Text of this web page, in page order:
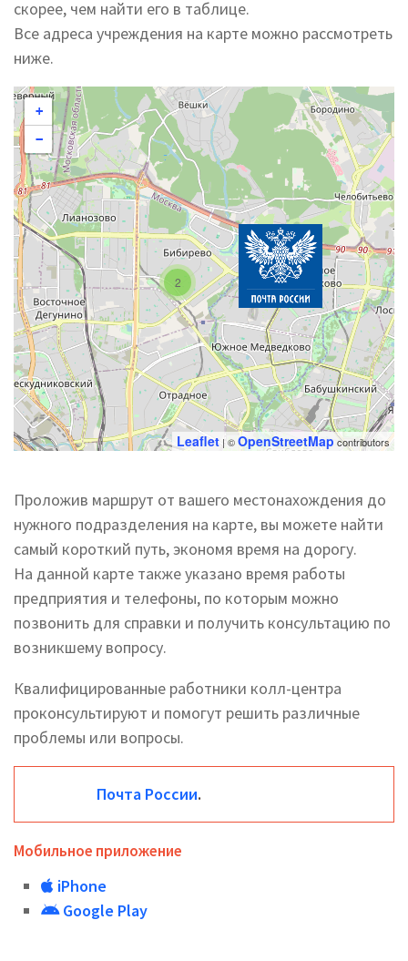
скорее, чем найти его в таблице.
Все адреса учреждения на карте можно рассмотреть
ниже.
2
+
−
Leaflet | ©OpenStreetMap contributors
Проложив маршрут от вашего местонахождения до
нужного подразделения на карте, вы можете найти
самый короткий путь, экономя время на дорогу.
На данной карте также указано время работы
предприятия и телефоны, по которым можно
позвонить для справки и получить консультацию по
возникшему вопросу.
Квалифицированные работники колл-центра
проконсультируют и помогут решить различные
проблемы или вопросы.
Почта России.
Мобильное приложение
iPhone
Google Play